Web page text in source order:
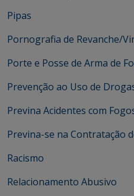
Pipas
Pornografia de Revanche/
Porte e Posse de Arma de
Prevenção ao Uso de
Previna Acidentes com
Previna-se na Contratação
Racismo
Relacionamento Abusivo